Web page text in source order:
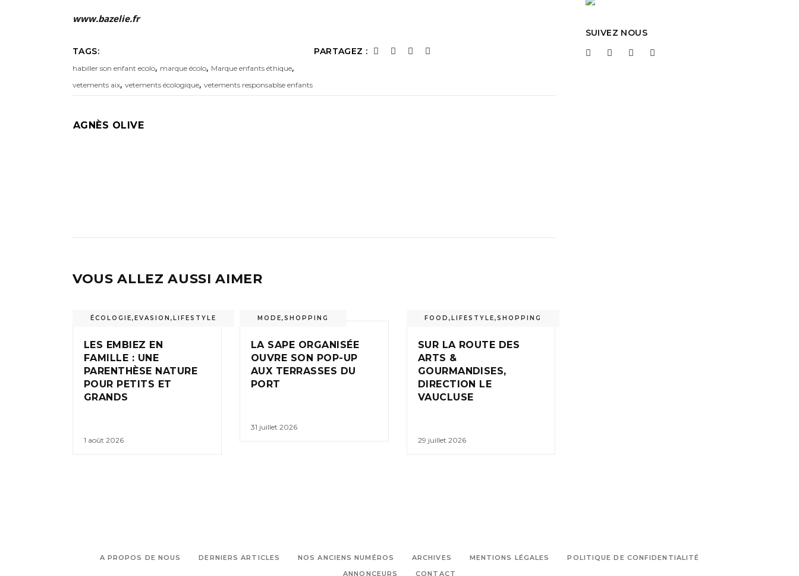
www.bazelie.fr
TAGS:
habiller son enfant ecolo, marque écolo, Marque enfants éthique,
vetements aix, vetements écologique, vetements responsablse enfants
PARTAGEZ :
AGNÈS OLIVE
VOUS ALLEZ AUSSI AIMER
ÉCOLOGIE, EVASION , LIFESTYLE
LES EMBIEZ EN
FAMILLE : UNE
PARENTHÈSE NATURE
POUR PETITS ET
GRANDS
1 août 2026
MODE,SHOPPING
LA SAPE ORGANISÉE
OUVRE SON POP-UP
AUX TERRASSES DU
PORT
31 juillet 2026
FOOD , LIFESTYLE,SHOPPING
SUR LA ROUTE DES
ARTS &
GOURMANDISES,
DIRECTION LE
VAUCLUSE
29 juillet 2026
SUIVEZ NOUS
A PROPOS DE NOUS DERNIERS ARTICLES NOS ANCIENS NUMÉROS ARCHIVES MENTIONS LÉGALES
POLITIQUE DE CONFIDENTIALITÉ
ANNONCEURS
CONTACT